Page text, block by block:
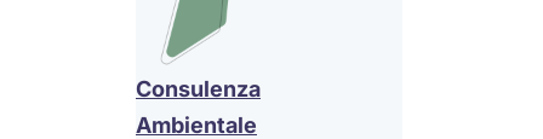
Consulenza
Ambientale